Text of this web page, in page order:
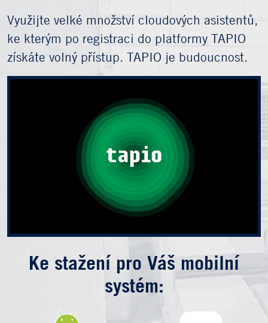
Využijte velké množství cloudových asistentů,
ke kterým po registraci do platformy TAPIO
získáte volný přístup. TAPIO je budoucnost.
Ke stažení pro Váš mobilní
systém: